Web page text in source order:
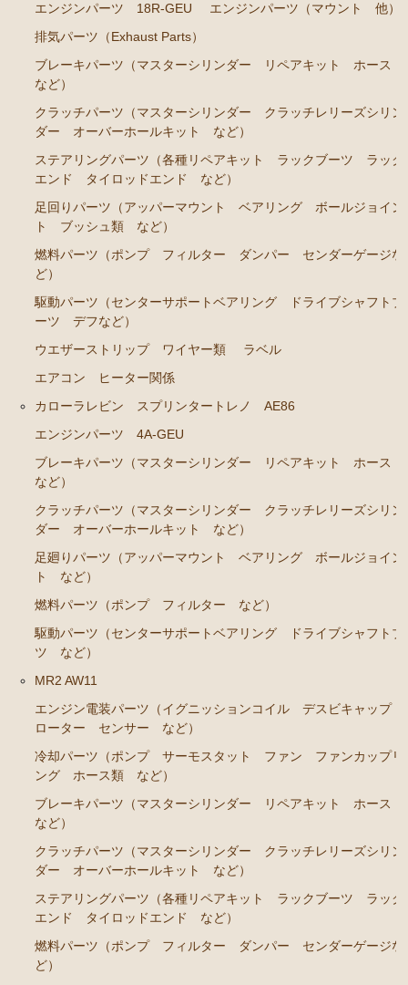
エンジンパーツ（マウント 他）
ブレーキパーツ（マスターシリンダー リペアキッ
ト ホース など）
クラッチパーツ（マスターシリンダー クラッチレリ
ーズシリンダー オーバーホールキット など）
ステアリングパーツ（ピットマンアーム アイドラー
アーム タイロッドエンド など）
足回りパーツ（ベアリング ボールジョイント ブッ
シュ類 など）
クラウン/クラウンマジェスタ JZS14# UZS141 143 147
エンジンパーツ 2JZ-GE JZS143 JZS145 JZS147 JZ
S149
エンジンパーツ 1JZ-GE JZX141
エンジンパーツ 1G-FE GS141
クラウン/クラウンマジェスタ JZS15# UZS151 155 157
GS151 GS151H
エンジンパーツ 2JZ-GE JZS155
エンジンパーツ 1JZ-GE JZS151 JZS153
エンジンパーツ 1G-FE GS151 GS151H
2JZ-GE JZS147
セリカ カリーナ（TA40 TA42 TA45 TA46 TA47 RA40
RA45 RA46）
ステアリングパーツ（各種リペアキット ラックブー
ツ ラックエンド タイロッドエンド など）
駆動パーツ（センターサポートベアリング ドライブ
シャフトブーツ など）
セリカカリーナRA63 TA61 TA63 TA64AA63コロナRT14
1 AT141 TT142
エンジンパーツ 3T-GTEU
エンジンパーツ 4T-GTEU
エンジンパーツ 4A-GEU
エンジンパーツ 2T-GEU
エンジンパーツ 18R-GEU
エンジンパーツ（マウント 他）
排気パーツ（Exhaust Parts）
ブレーキパーツ（マスターシリンダー リペアキット ホース
など）
クラッチパーツ（マスターシリンダー クラッチレリーズシリン
ダー オーバーホールキット など）
ステアリングパーツ（各種リペアキット ラックブーツ ラック
エンド タイロッドエンド など）
足回りパーツ（アッパーマウント ベアリング ボールジョイン
ト ブッシュ類 など）
燃料パーツ（ポンプ フィルター ダンパー センダーゲージな
ど）
駆動パーツ（センターサポートベアリング ドライブシャフトブ
ーツ デフなど）
ウエザーストリップ ワイヤー類
ラベル
エアコン ヒーター関係
カローラレビン スプリンタートレノ AE86
エンジンパーツ 4A-GEU
ブレーキパーツ（マスターシリンダー リペアキット ホース
など）
クラッチパーツ（マスターシリンダー クラッチレリーズシリン
ダー オーバーホールキット など）
足廻りパーツ（アッパーマウント ベアリング ボールジョイン
ト など）
燃料パーツ（ポンプ フィルター など）
駆動パーツ（センターサポートベアリング ドライブシャフトブ
ツ など）
MR2 AW11
エンジン電装パーツ（イグニッションコイル デスビキャップ
ローター センサー など）
冷却パーツ（ポンプ サーモスタット ファン ファンカップリ
ング ホース類 など）
ブレーキパーツ（マスターシリンダー リペアキット ホース
など）
クラッチパーツ（マスターシリンダー クラッチレリーズシリン
ダー オーバーホールキット など）
ステアリングパーツ（各種リペアキット ラックブーツ ラック
エンド タイロッドエンド など）
燃料パーツ（ポンプ フィルター ダンパー センダーゲージな
ど）